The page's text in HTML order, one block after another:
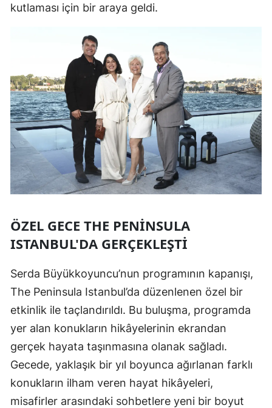
kutlaması için bir araya geldi.
ÖZEL GECE THE PENINSULA
ISTANBUL'DA GERÇEKLEŞTI
Serda Büyükkoyuncu’nun programının kapanışı,
The Peninsula Istanbul’da düzenlenen özel bir
etkinlik ile taçlandırıldı. Bu buluşma, programda
yer alan konukların hikâyelerinin ekrandan
gerçek hayata taşınmasına olanak sağladı.
Gecede, yaklaşık bir yıl boyunca ağırlanan farklı
konukların ilham veren hayat hikâyeleri,
misafirler arasındaki sohbetlere yeni bir boyut